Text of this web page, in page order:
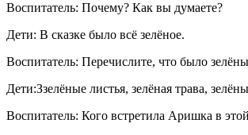
Воспитатель: Почему? Как вы думаете?
Дети: В сказке было всё зелёное.
Воспитатель: Перечислите, что было
Дети:Ззелёные листья, зелёная трава,
Воспитатель: Кого встретила Аришка в